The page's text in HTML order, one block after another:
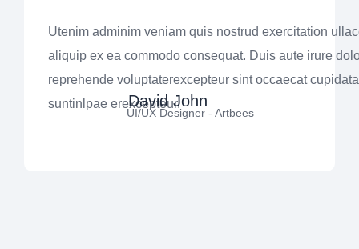
Utenim adminim veniam quis nostrud exercitation
aliquip ex ea commodo consequat. Duis aute irure
reprehende voluptaterexcepteur sint occaecat
suntinlpae erexcepteur.
David John
UI/UX Designer - Artbees